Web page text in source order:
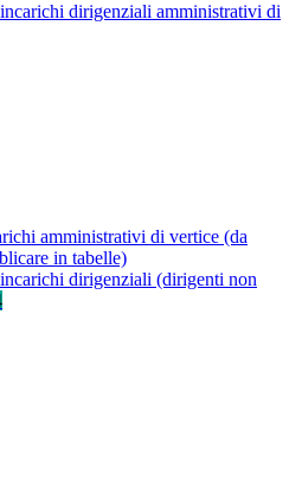
dirigenziali amministrativi di
amministrativi di vertice (da
in tabelle)
dirigenziali (dirigenti non